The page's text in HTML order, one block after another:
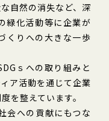
自然の消失など、深
緑化活動等に企業が
くりへの大きな一歩
ｓへの取り組みと
ア活動を通じて企業
を整えています。
会への貢献にもつな